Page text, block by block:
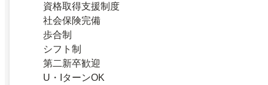
資格取得支援制度
社会保険完備
歩合制
シフト制
第二新卒歓迎
U・IターンOK